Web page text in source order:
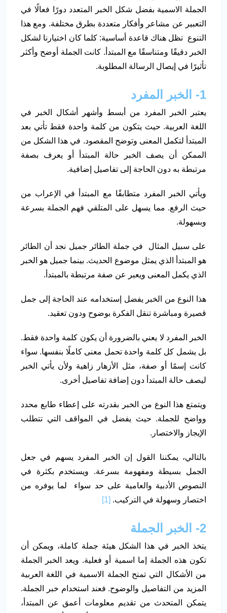
الجملة الاسمية بفضل شكل الخبر المتعدد دورًا فعالًا في
التعبير عن مشاعر وأفكار متعددة بطرق مختلفة. ومع هذا
التنوع تظل هناك قاعدة أساسية: كلما كان اختيارنا لشكل
الخبر دقيقًا ومتناسقًا مع المبتدأ. كانت الجملة أوضح وأكثر
تأثيرًا في إيصال الرسالة المطلوبة.
1- الخبر المفرد
يعتبر الخبر المفرد من أبسط وأشهر أشكال الخبر في
اللغة العربية. حيث يتكون من كلمة واحدة فقط تأتي بعد
المبتدأ لتكمل المعنى وتوضح المقصود. في هذا الشكل من
الممكن أن يصف الخبر حالة المبتدأ أو يعرف بصفة
مرتبطة به دون الحاجة إلى تفاصيل إضافية.
ويأتي الخبر المفرد متطابقًا مع المبتدأ في الإعراب من
حيث الرفع. مما يسهل على المتلقي فهم الجملة بسرعة
وبسهولة.
على سبيل المثال في جملة الطائر جميل نجد أن الطائر
هو المبتدأ الذي يمثل موضوع الحديث. بينما جميل هو الخبر
الذي يكمل المعنى ويعبر عن صفة مرتبطة بالمبتدأ.
هذا النوع من الخبر يفضل إستخدامه عند الحاجة إلى جمل
قصيرة ومباشرة تنقل الفكرة بوضوح ودون تعقيد.
الخبر المفرد لا يعني بالضرورة أن يكون كلمة واحدة فقط.
بل يشمل كل كلمة واحدة تحمل معنى كاملًا بنفسها. سواء
كانت إسمًا أو صفة، مثل الأزهار زاهية ولأن يأتي الخبر
ليصف حالة المبتدأ دون إضافة تفاصيل أخرى.
ويتمتع هذا النوع من الخبر بقدرته على إعطاء طابع محدد
وواضح للجملة. حيث يفضل في المواقف التي تتطلب
الإيجاز والاختصار.
بالتالي، يمكننا القول إن الخبر المفرد يسهم في جعل
الجمل بسيطة ومفهومة بسرعة. ويستخدم بكثرة في
النصوص الأدبية والعامية على حد سواء لما يوفره من
اختصار وسهولة في التركيب. [1]
2- الخبر الجملة
يتخذ الخبر في هذا الشكل هيئة جملة كاملة، ويمكن أن
تكون هذه الجملة إما اسمية أو فعلية. ويعد الخبر الجملة
من الأشكال التي تمنح الجملة الاسمية في اللغة العربية
المزيد من التفاصيل والوضوح. فعند استخدام خبر الجملة.
يتمكن المتحدث من تقديم معلومات أعمق عن المبتدأ،